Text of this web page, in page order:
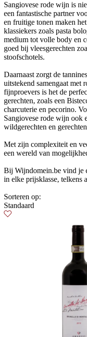
Sangiovese rode wijn is
een fantastische partner
en fruitige tonen maken
klassiekers zoals pasta
medium tot volle body en
goed bij vleesgerechten
stoofschotels.
Daarnaast zorgt de
uitstekend samengaat met
fijnproevers is het de
gerechten, zoals een
charcuterie en pecorino.
Sangiovese rode wijn ook
wildgerechten en
Met zijn complexiteit en
een wereld van
Bij Wijndomein.be vind je
in elke prijsklasse, telkens
Sorteren op:
Standaard